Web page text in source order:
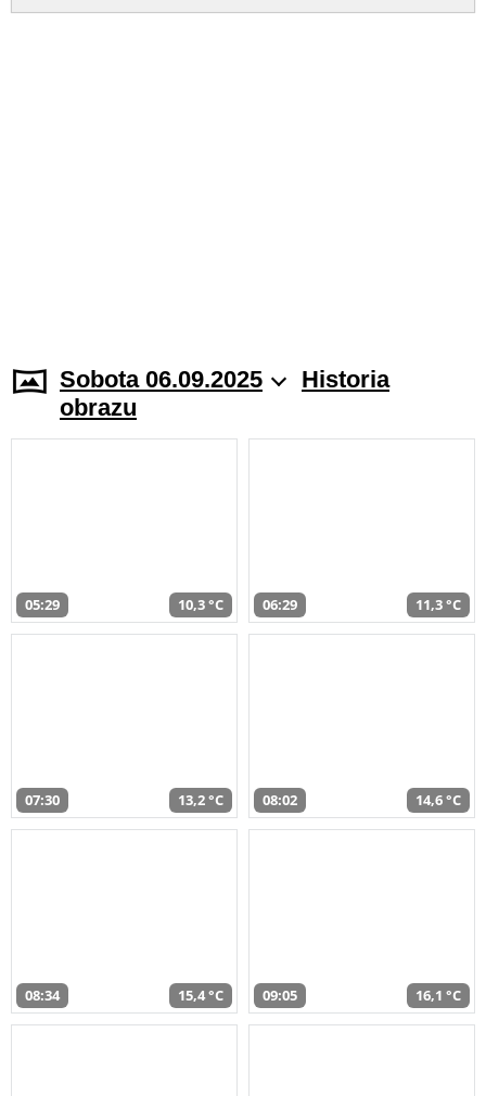
Sobota 06.09.2025
Historia
obrazu
05:29 10,3 °C 06:29 11,3 °C
07:30 13,2 °C 08:02 14,6 °C
08:34 15,4 °C 09:05 16,1 °C